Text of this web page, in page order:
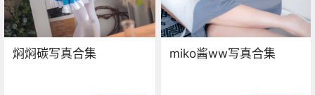
焖焖碳写真合集 miko酱ww写真合集